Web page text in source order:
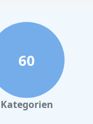
60
Kategorien